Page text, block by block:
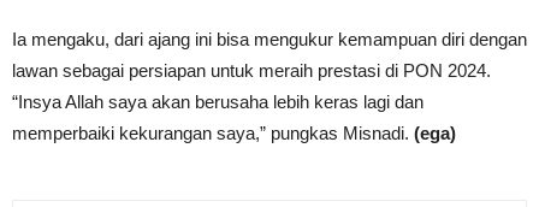
Ia mengaku, dari ajang ini bisa mengukur kemampuan diri dengan
lawan sebagai persiapan untuk meraih prestasi di PON 2024.
“Insya Allah saya akan berusaha lebih keras lagi dan
memperbaiki kekurangan saya,” pungkas Misnadi. (ega)